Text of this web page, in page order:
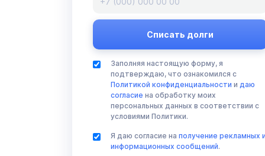
Заполняя настоящую форму, я
подтверждаю, что ознакомился с
Политикой конфиденциальности и даю
согласие на обработку моих
персональных данных в соответствии с
условиями Политики.
Я даю согласие на получение рекламных
информационных сообщений.